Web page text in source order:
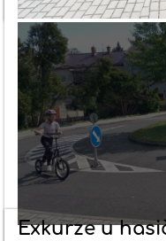
VE
ŠKOLNÍ
DRUŽINĚ.:
Exkurze u